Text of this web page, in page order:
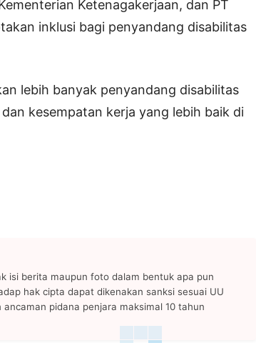
Ketenagakerjaan, dan PT
inklusi bagi penyandang disabilitas
lebih banyak penyandang disabilitas
kesempatan kerja yang lebih baik di
isi berita maupun foto dalam bentuk apa pun
hak cipta dapat dikenakan sanksi sesuai UU
pidana penjara maksimal 10 tahun